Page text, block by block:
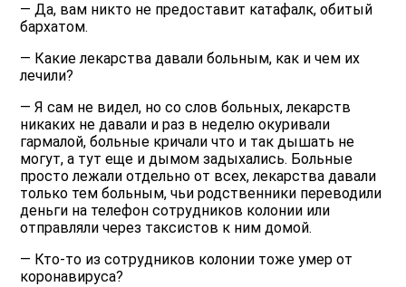
— Да, вам никто не предоставит катафалк, обитый
бархатом.
— Какие лекарства давали больным, как и чем их
лечили?
— Я сам не видел, но со слов больных, лекарств
никаких не давали и раз в неделю окуривали
гармалой, больные кричали что и так дышать не
могут, а тут еще и дымом задыхались. Больные
просто лежали отдельно от всех, лекарства давали
только тем больным, чьи родственники переводили
деньги на телефон сотрудников колонии или
отправляли через таксистов к ним домой.
— Кто-то из сотрудников колонии тоже умер от
коронавируса?